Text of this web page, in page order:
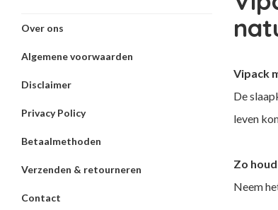
Over ons
Algemene voorwaarden
Disclaimer
Privacy Policy
Betaalmethoden
Verzenden & retourneren
Contact
Vipack
De
leven
Zo
Neem